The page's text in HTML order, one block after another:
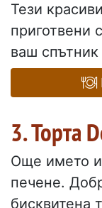
Тези
приготвени
ваш
3. Торта
Още името
печене.
бисквитена